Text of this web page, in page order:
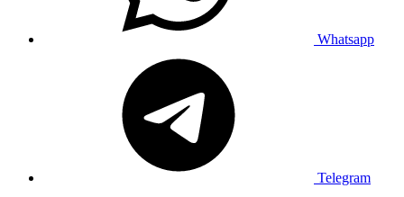
Whatsapp
Telegram